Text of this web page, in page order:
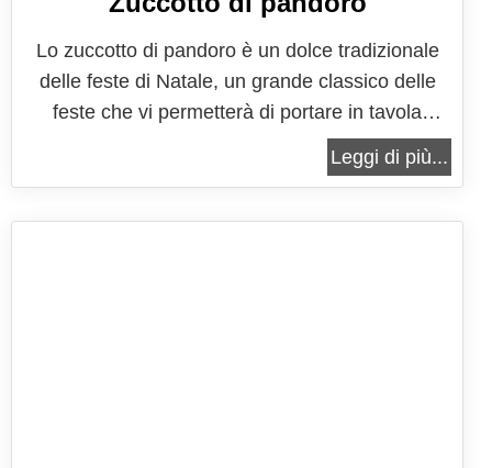
Lo zuccotto di pandoro è un dolce tradizionale
delle feste di Natale, un grande classico delle
feste che vi permetterà di portare in tavola
qualcosa di buono, semplice ma anche
sorprendente. Lo zuccotto è un dolce che si
Leggi di più...